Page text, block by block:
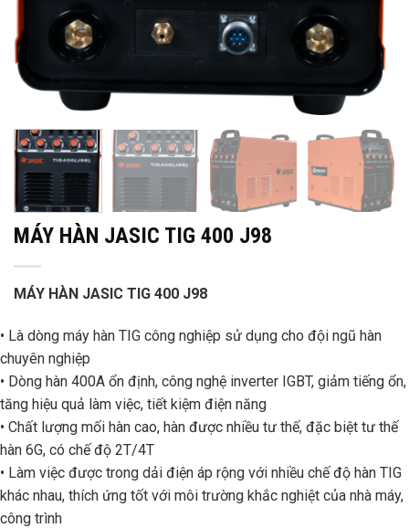
MÁY HÀN JASIC TIG 400 J98
MÁY HÀN JASIC TIG 400 J98
• Là dòng máy hàn TIG công nghiệp sử dụng cho đội ngũ hàn
chuyên nghiệp
• Dòng hàn 400A ổn định, công nghệ inverter IGBT, giảm tiếng ổn,
tăng hiệu quả làm việc, tiết kiệm điện năng
• Chất lượng mối hàn cao, hàn được nhiều tư thế, đặc biệt tư thế
hàn 6G, có chế độ 2T/4T
• Làm việc được trong dải điện áp rộng với nhiều chế độ hàn TIG
khác nhau, thích ứng tốt với môi trường khắc nghiệt của nhà máy,
công trình